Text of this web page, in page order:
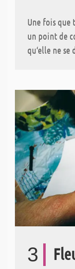
Une fois que
un point de
qu‘elle ne se
3